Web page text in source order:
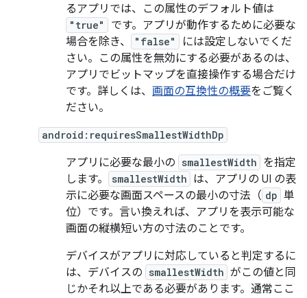
るアプリでは、この属性のデフォルト値は
"true"
です。アプリが動作するために必要な
場合を除き、
"false"
には設定しないでくだ
さい。この属性を無効にする必要があるのは、
アプリでビットマップを直接操作する場合だけ
です。詳しくは、 画面の互換性の概要をご覧く
ださい。
android:requiresSmallestWidthDp
アプリに必要な最小の smallestWidth を指定
します。
smallestWidth は、アプリの UI の表
示に必要な画面スペースの最小の寸法（ dp 単
位）です。言い換えれば、アプリを表示可能な
画面の縦横短い方の寸法のことです。
デバイスがアプリに対応していると判定するに
は、デバイスの smallestWidth がこの値と同
じかそれ以上である必要があります。通常ここ